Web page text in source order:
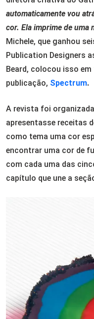
automaticamente vou
cor. Ela imprime de uma
Michele, que ganhou
Publication Designers
Beard, colocou isso
publicação, Spectrum.
A revista foi
apresentasse receitas
como tema uma cor
encontrar uma cor de
com cada uma das
capítulo que une a